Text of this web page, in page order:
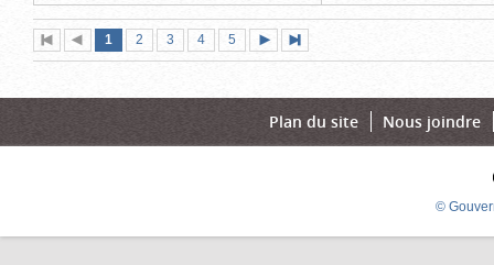
Première
page
Page
précédente
Page
1 (page
actuelle)
Page
2 Page
3 Page
4 Page
5
suivante
page
Plan du site Nous joindre
©